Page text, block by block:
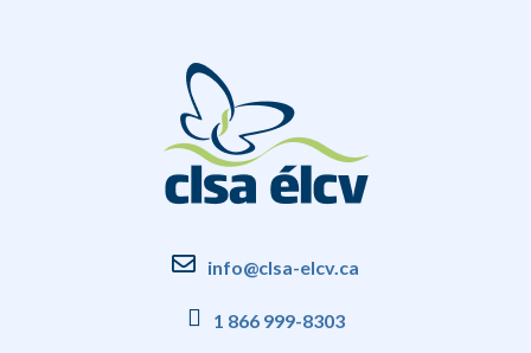
info@clsa-elcv.ca
1 866 999-8303